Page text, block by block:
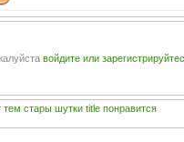
войдите или
тем стары шутки title понравится